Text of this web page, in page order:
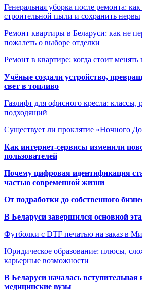
Генеральная уборка после ремонта:
строительной пыли и сохранить нервы
Ремонт квартиры в Беларуси: как не
пожалеть о выборе отделки
Ремонт в квартире: когда стоит менять
Учёные создали устройство,
свет в топливо
Газлифт для офисного кресла: классы,
подходящий
Существует ли проклятие «Ночного
Как интернет-сервисы изменили
пользователей
Почему цифровая идентификация
частью современной жизни
От подработки до собственного
В Беларуси завершился основной
Футболки с DTF печатью на заказ в
Юридическое образование: плюсы,
карьерные возможности
В Беларуси началась
медицинские вузы